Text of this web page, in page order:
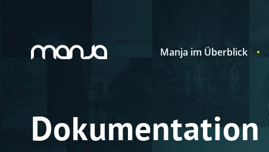
Navigation Manja im Überblick
Dokumentation